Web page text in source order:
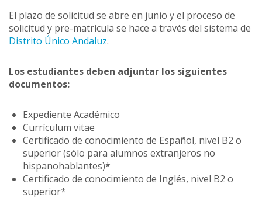
El plazo de solicitud se abre en junio y el proceso de
solicitud y pre-matrícula se hace a través del sistema de
Distrito Único Andaluz.
Los estudiantes deben adjuntar los siguientes
documentos:
Expediente Académico
Currículum vitae
Certificado de conocimiento de Español, nivel B2 o
superior (sólo para alumnos extranjeros no
hispanohablantes)*
Certificado de conocimiento de Inglés, nivel B2 o
superior*